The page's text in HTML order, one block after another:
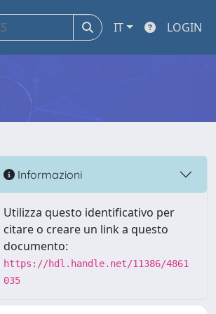
IT LOGIN
Informazioni
Utilizza questo identificativo per
citare o creare un link a questo
documento:
https://hdl.handle.net/11386/4861
035